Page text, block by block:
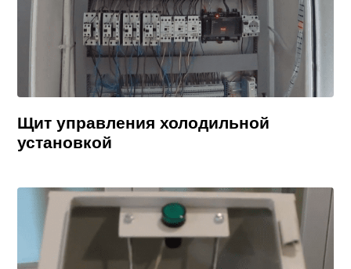
Щит управления холодильной
установкой